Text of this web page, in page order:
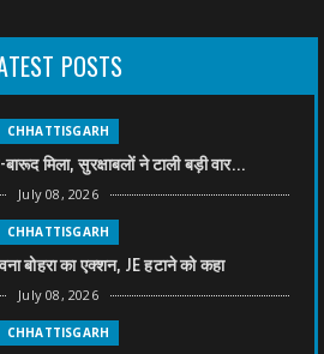
POSTS
CHHATTISGARH
मिला, सुरक्षाबलों ने टाली बड़ी वार...
July 08, 2026
CHHATTISGARH
बोहरा का एक्शन, JE हटाने को कहा
July 08, 2026
CHHATTISGARH